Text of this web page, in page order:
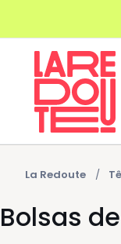
La Redoute
Bolsas